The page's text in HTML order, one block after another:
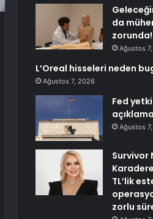
da
zorunda!
Ağustos
L’Oreal hisseleri neden
Ağustos 7, 2026
Fed
Ağustos
Survivor
TL’lik
zorlu